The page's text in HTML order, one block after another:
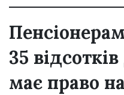
35
має право